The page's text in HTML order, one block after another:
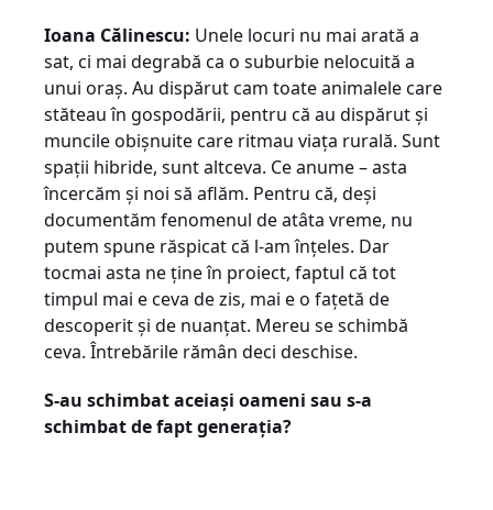
Ioana Călinescu: Unele locuri nu mai arată a
sat, ci mai degrabă ca o suburbie nelocuită a
unui oraș. Au dispărut cam toate animalele care
stăteau în gospodării, pentru că au dispărut și
muncile obișnuite care ritmau viața rurală. Sunt
spații hibride, sunt altceva. Ce anume – asta
încercăm și noi să aflăm. Pentru că, deși
documentăm fenomenul de atâta vreme, nu
putem spune răspicat că l-am înțeles. Dar
tocmai asta ne ține în proiect, faptul că tot
timpul mai e ceva de zis, mai e o fațetă de
descoperit și de nuanțat. Mereu se schimbă
ceva. Întrebările rămân deci deschise.
S-au schimbat aceiași oameni sau s-a
schimbat de fapt generația?